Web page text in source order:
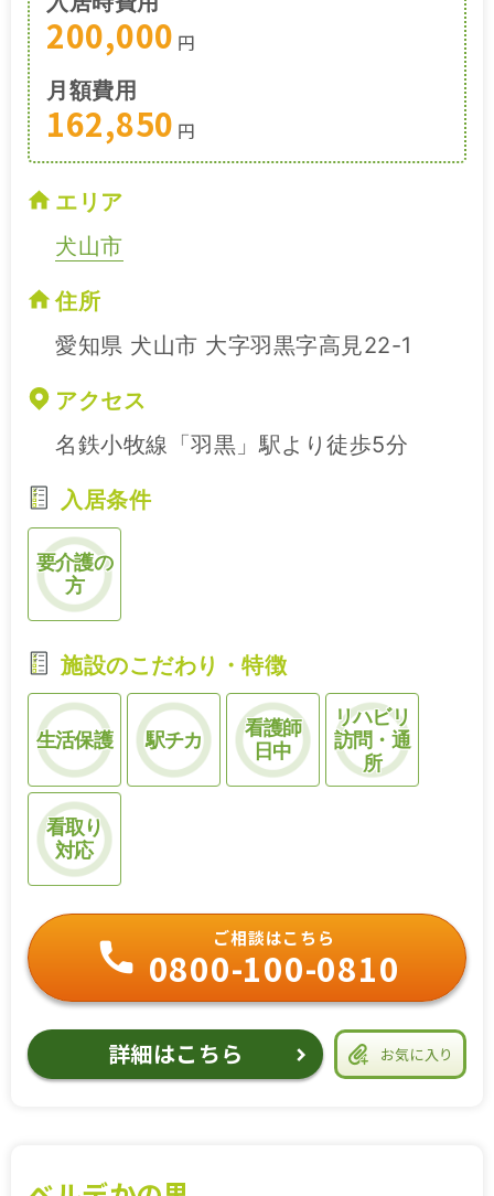
200,000 円
月額費用
162,850 円
エリア
犬山市
住所
愛知県 犬山市 大字羽黒字高見22-1
アクセス
名鉄小牧線「羽黒」駅より徒歩5分
入居条件
要介護の
方
施設のこだわり・特徴
生活保護 駅チカ
看護師
日中
リハビリ
訪問・通
所
看取り
対応
お気に入り
ご相談はこちら
0800-100-0810
詳細はこちら